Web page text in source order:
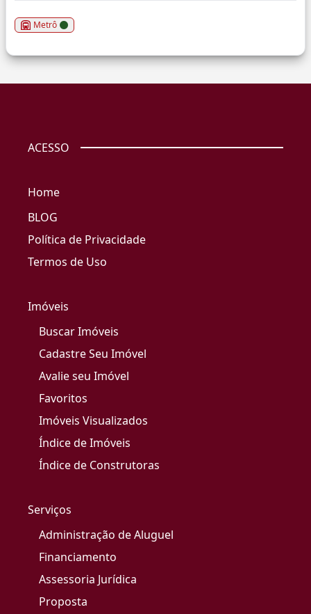
Metrô
ACESSO
Home
BLOG
Política de Privacidade
Termos de Uso
Imóveis
Buscar Imóveis
Cadastre Seu Imóvel
Avalie seu Imóvel
Favoritos
Imóveis Visualizados
Índice de Imóveis
Índice de Construtoras
Serviços
Administração de Aluguel
Financiamento
Assessoria Jurídica
Proposta